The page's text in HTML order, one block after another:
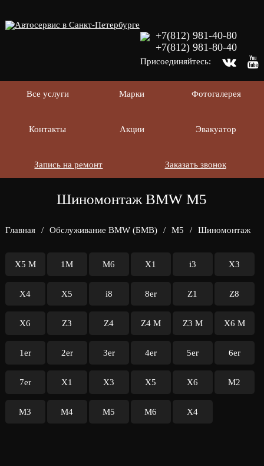
+7(812) 981-40-80
+7(812) 981-80-40
Присоединяйтесь:
Все услуги Марки Фотогалерея
Контакты Акции Эвакуатор
Заказать звонок
Запись на ремонт
Шиномонтаж BMW M5
Главная / Обслуживание BMW (БМВ) / M5 / Шиномонтаж
X5 M 1M M6 X1 i3 X3
X4 X5 i8 8er Z1 Z8
X6 Z3 Z4 Z4 M Z3 M X6 M
1er 2er 3er 4er 5er 6er
7er X1 X3 X5 X6 M2
M3 M4 M5 M6 X4